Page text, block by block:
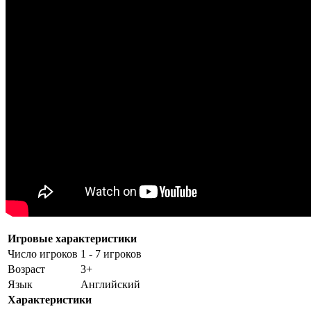
Игровые характеристики
Число игроков 1 - 7 игроков
Возраст
3+
Язык
Английский
Характеристики